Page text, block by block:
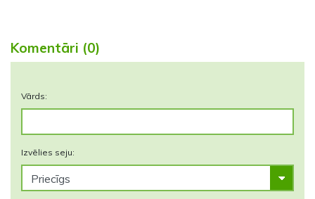
Komentāri (0)
Vārds:
Izvēlies seju: